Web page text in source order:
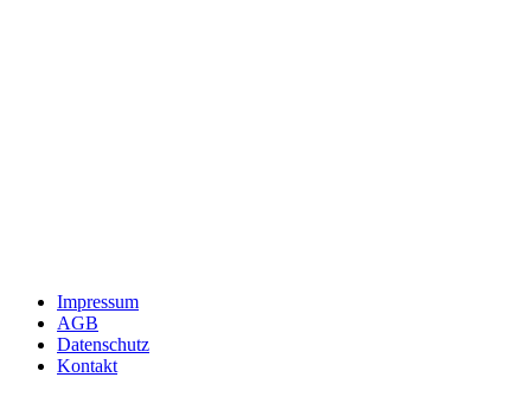
Impressum
AGB
Datenschutz
Kontakt